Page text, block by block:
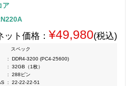
ア
ット価格： ¥49,980(税込)
スペック
:
DDR4-3200 (PC4-25600)
:
32GB（1枚）
:
288ピン
:
22-22-22-51